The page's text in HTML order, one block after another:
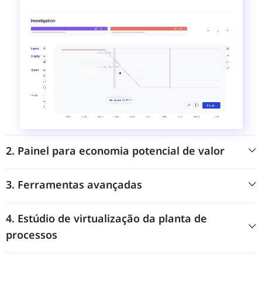
2. Painel para economia potencial de valor
3. Ferramentas avançadas
4. Estúdio de virtualização da planta de
processos